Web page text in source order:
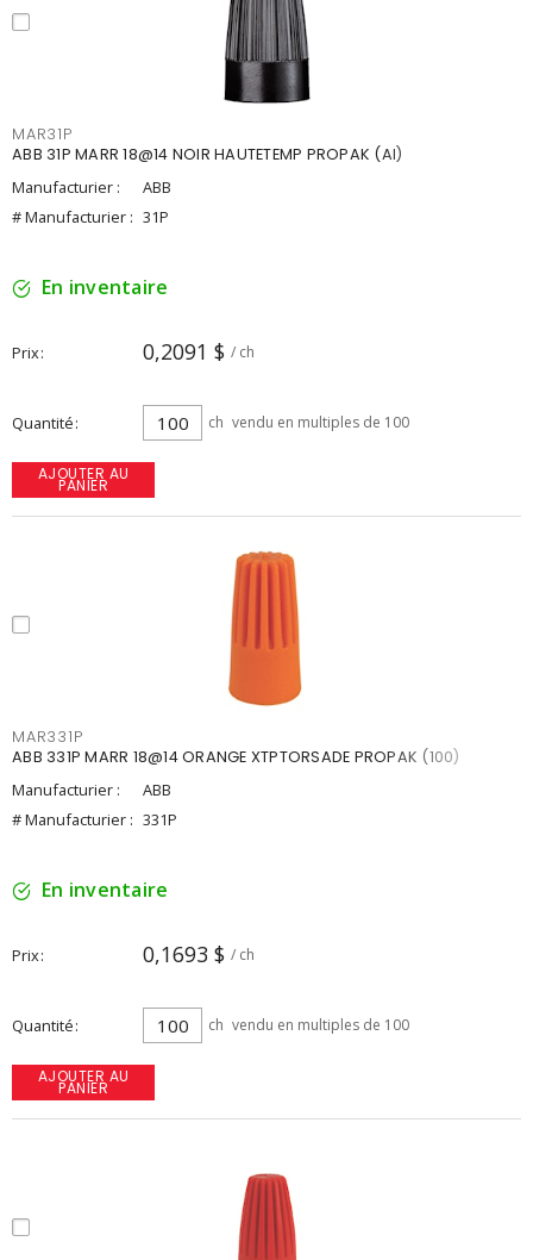
MAR31P
ABB 31P MARR 18@14 NOIR HAUTETEMP PROPAK (AI)
Manufacturier :
ABB
# Manufacturier : 31P
En inventaire
Prix 0,2091 $ / ch
Quantité ch vendu en multiples de 100
AJOUTER AU
PANIER
MAR331P
ABB 331P MARR 18@14 ORANGE XTPTORSADE PROPAK (100)
Manufacturier :
ABB
# Manufacturier : 331P
En inventaire
Prix 0,1693 $ / ch
Quantité ch vendu en multiples de 100
AJOUTER AU
PANIER